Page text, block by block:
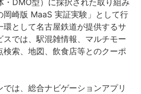
・DMO型）に採択された取り組み
岡崎版 MaaS 実証実験」として行
環として名古屋鉄道が提供するサ
スでは、駅混雑情報、マルチモー
検索、地図、飲食店等とのクーポ
は、総合ナビゲーションアプリ